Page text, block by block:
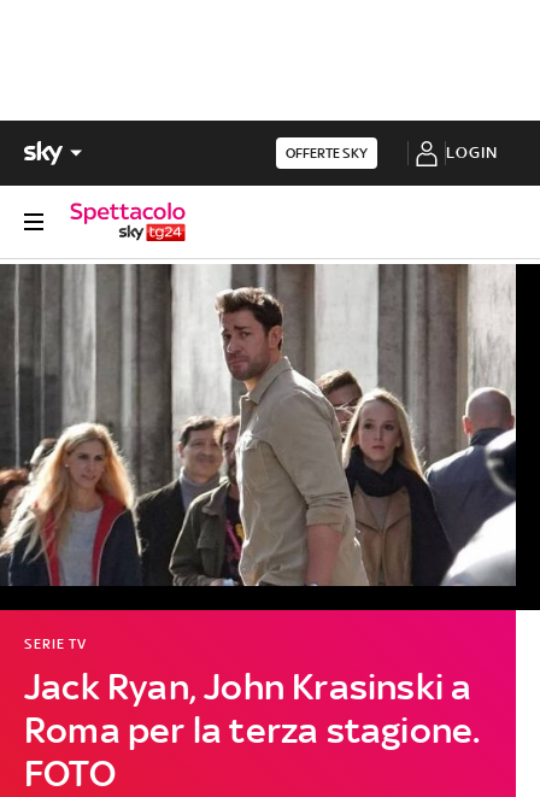
OFFERTE SKY LOGIN
Jack Ryan, John Krasinski a
Roma per la terza stagione.
FOTO
SERIE TV